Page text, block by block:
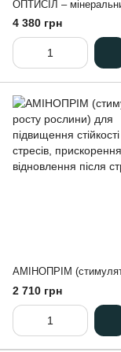
4 380 грн
2 710 грн